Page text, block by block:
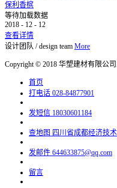
保利香槟
等待加载数据
2018 - 12 - 12
查看详情
设计团队 / design team More
Copyright © 2018 华塑建材有限公司
首页
打电话 028-84877901
发短信 18030601184
查地图 四川省成都经济技
发邮件 644633875@qq.com
留言